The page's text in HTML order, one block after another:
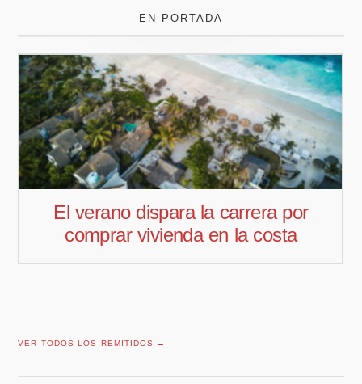
EN PORTADA
El verano dispara la carrera por
comprar vivienda en la costa
VER TODOS LOS REMITIDOS →